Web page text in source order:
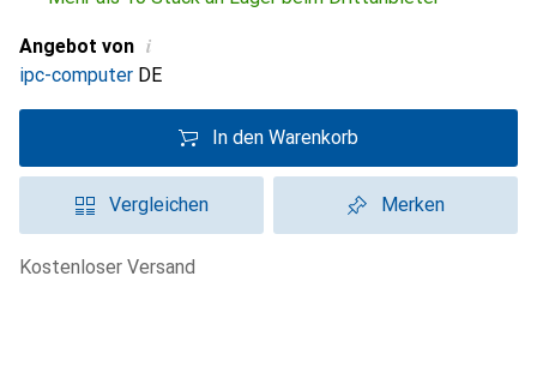
Angebot von i
ipc-computer DE
In den Warenkorb
Vergleichen Merken
kostenloser Versand